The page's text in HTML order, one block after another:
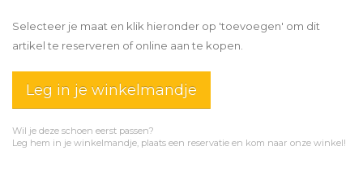
Selecteer je maat en klik hieronder op 'toevoegen' om dit
artikel te reserveren of online aan te kopen.
Leg in je winkelmandje
Wil je deze schoen eerst passen?
Leg hem in je winkelmandje, plaats een reservatie en kom naar onze winkel!